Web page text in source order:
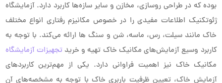
بوده که در طراحی روسازی، مخازن و سایر سازه‌ها کاربرد دارد. آزمایشگاه
ژئوتکنیک اطلاعات مفیدی را در خصوص مکانیزم رفتاری انواع مختلف
خاک مانند سیلت، رس، ماسه، شن و سنگ ها ارائه می‌کند. با توجه به
کاربرد وسیع آزمایش‌های مکانیک خاک تهیه و خریدتجهیزات آزمایشگاه
مکانیک خاک نیز اهمیت فراوانی دارد. یکی از مهم‌ترین کاربردهای
آزمایش خاک، تعیین ظرفیت باربری خاک با توجه به مشخصه‌های آن